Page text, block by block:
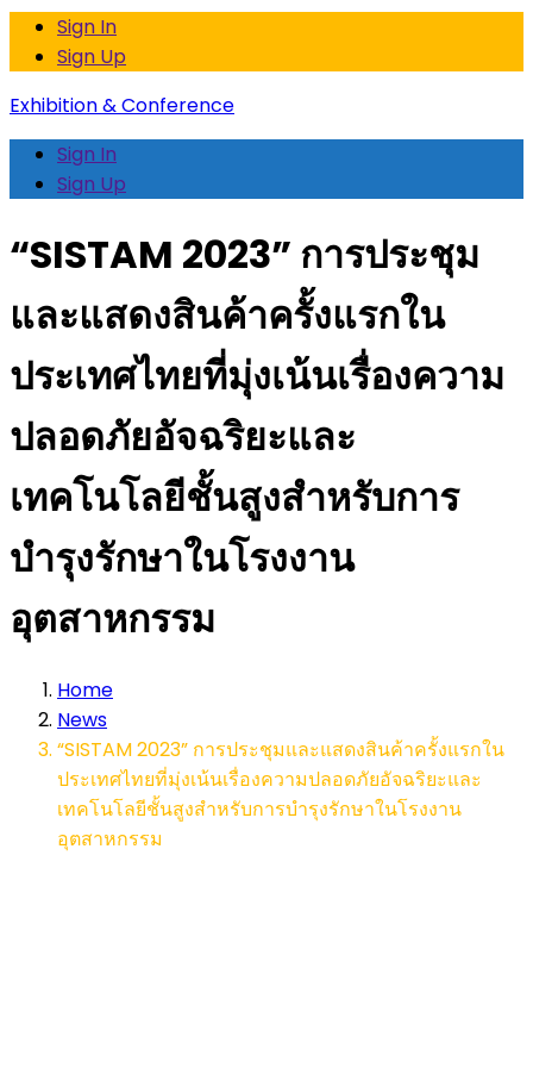
Sign In
Sign Up
Exhibition & Conference
Sign In
Sign Up
“SISTAM 2023” การประชุม
และแสดงสินค้าครั้งแรกใน
ประเทศไทยที่มุ่งเน้นเรื่องความ
ปลอดภัยอัจฉริยะและ
เทคโนโลยีชั้นสูงสำหรับการ
บำรุงรักษาในโรงงาน
อุตสาหกรรม
Home
News
“SISTAM 2023” การประชุมและแสดงสินค้าครั้งแรกใน
ประเทศไทยที่มุ่งเน้นเรื่องความปลอดภัยอัจฉริยะและ
เทคโนโลยีชั้นสูงสำหรับการบำรุงรักษาในโรงงาน
อุตสาหกรรม